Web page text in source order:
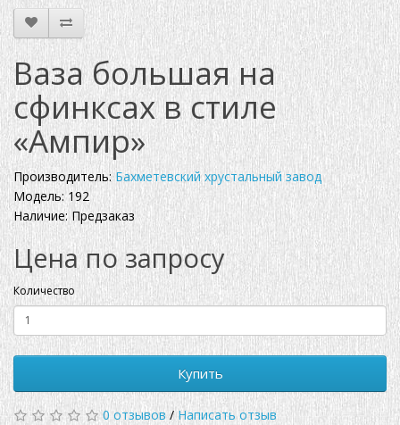
Ваза большая на
сфинксах в стиле
«Ампир»
Производитель:Бахметевский хрустальный завод
Модель: 192
Наличие: Предзаказ
Цена по запросу
Количество
Купить
0 отзывов / Написать отзыв